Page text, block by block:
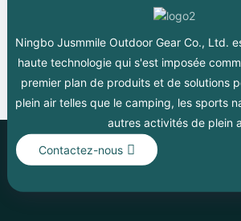
Ningbo Jusmmile Outdoor Gear Co., Ltd.
haute technologie qui s'est imposée
premier plan de produits et de solutions
plein air telles que le camping, les sports
autres activités de plein
Contactez-nous